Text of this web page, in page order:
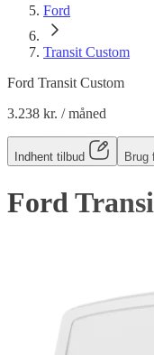
Ford
Transit Custom
Ford Transit Custom
3.238 kr. / måned
Indhent tilbud Brug
Ford